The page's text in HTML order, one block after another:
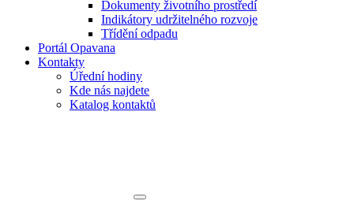
Dokumenty životního prostředí
Indikátory udržitelného rozvoje
Třídění odpadu
Portál Opavana
Kontakty
Úřední hodiny
Kde nás najdete
Katalog kontaktů